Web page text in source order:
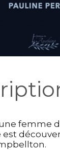
femme
est